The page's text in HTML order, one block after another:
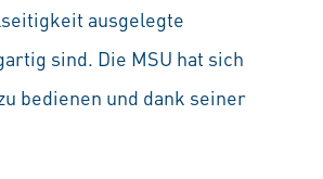
ausgelegte
sind. Die MSU hat sich
bedienen und dank seiner